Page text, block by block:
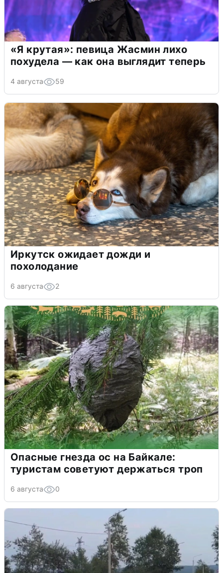
«Я крутая»: певица Жасмин лихо
похудела — как она выглядит теперь
4 августа 59
Иркутск ожидает дожди и
похолодание
6 августа 2
Опасные гнезда ос на Байкале:
туристам советуют держаться троп
6 августа 0